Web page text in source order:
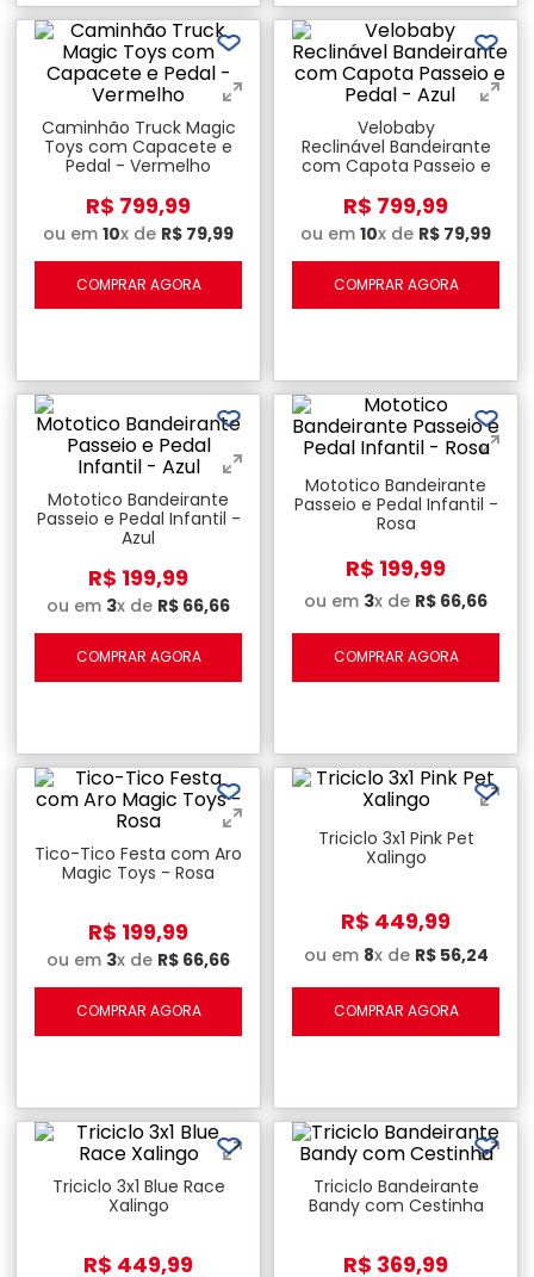
Caminhão Truck Magic
Toys com Capacete e
Pedal - Vermelho
R$ 799,99
ou em 10x de R$ 79,99
COMPRAR AGORA
Velobaby
Reclinável Bandeirante
com Capota Passeio e
Pedal - Azul
R$ 799,99
ou em 10x de R$ 79,99
COMPRAR AGORA
Mototico Bandeirante
Passeio e Pedal Infantil -
Azul
R$ 199,99
ou em 3x de R$ 66,66
COMPRAR AGORA
Mototico Bandeirante
Passeio e Pedal Infantil -
Rosa
R$ 199,99
ou em 3x de R$ 66,66
COMPRAR AGORA
Tico-Tico Festa com Aro
Magic Toys - Rosa
R$ 199,99
ou em 3x de R$ 66,66
COMPRAR AGORA
Triciclo 3x1 Pink Pet
Xalingo
R$ 449,99
ou em 8x de R$ 56,24
COMPRAR AGORA
Triciclo 3x1 Blue Race
Xalingo
R$ 449,99
Triciclo Bandeirante
Bandy com Cestinha
R$ 369,99